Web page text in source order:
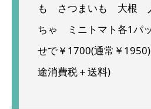
も さつまいも 大根
ちゃ ミニトマト各1パ
せで￥1700(通常￥
途消費税＋送料)